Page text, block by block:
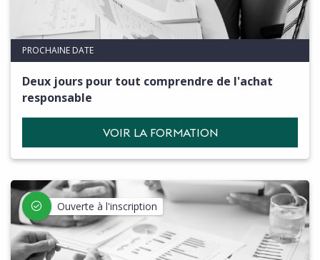
PROCHAINE DATE
Deux jours pour tout comprendre de l'achat
responsable
VOIR LA FORMATION
Ouverte à l'inscription